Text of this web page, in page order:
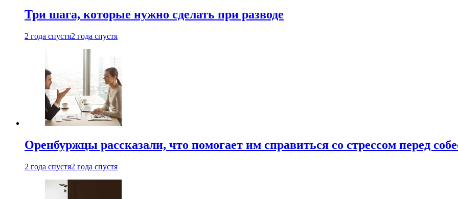
Три шага, которые нужно сделать при разводе
2 года спустя2 года спустя
Оренбуржцы рассказали, что помогает им справиться со стрессом перед
2 года спустя2 года спустя